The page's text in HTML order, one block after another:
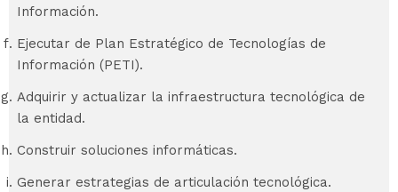
Información.
Ejecutar de Plan Estratégico de Tecnologías de
Información (PETI).
Adquirir y actualizar la infraestructura tecnológica de
la entidad.
Construir soluciones informáticas.
Generar estrategias de articulación tecnológica.